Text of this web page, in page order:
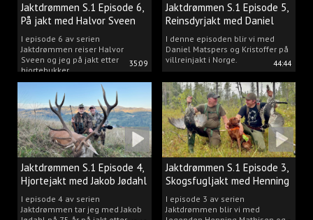
35:09
Jaktdrømmen S.1 Episode 6,
På jakt med Halvor Sveen
I episode 6 av serien
Jaktdrømmen reiser Halvor
Sveen og jeg på jakt etter
hjortebukker.
44:44
Jaktdrømmen S.1 Episode 5,
Reinsdyrjakt med Daniel
Matspers.
I denne episoden blir vi med
Daniel Matspers og Kristoffer på
villreinjakt i Norge.
Jaktdrømmen S.1 Episode 4,
Hjortejakt med Jakob Jødahl
I episode 4 av serien
Jaktdrømmen tar jeg med Jakob
Jaktdrømmen S.1 Episode 3,
Skogsfugljakt med Henning
og Peder
I episode 3 av serien
Jaktdrømmen blir vi med